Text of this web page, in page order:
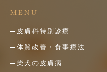
MENU
皮膚科特別診療
体質改善・食事療法
柴犬の皮膚病